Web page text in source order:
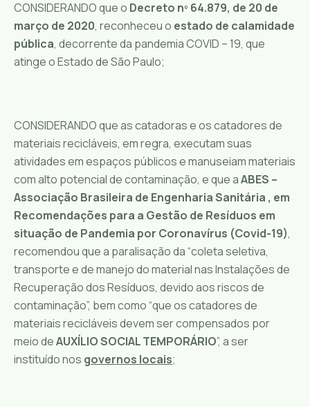
CONSIDERANDO que o Decreto nº 64.879, de 20 de
março de 2020, reconheceu o estado de calamidade
pública, decorrente da pandemia COVID – 19, que
atinge o Estado de São Paulo;
CONSIDERANDO que as catadoras e os catadores de
materiais recicláveis, em regra, executam suas
atividades em espaços públicos e manuseiam materiais
com alto potencial de contaminação, e que aABES –
Associação Brasileira de Engenharia Sanitária , em
Recomendações para a Gestão de Resíduos em
situação de Pandemia por Coronavírus (Covid-19),
recomendou que a paralisação da “coleta seletiva,
transporte e de manejo do material nas Instalações de
Recuperação dos Resíduos, devido aos riscos de
contaminação”, bem como “que os catadores de
materiais recicláveis devem ser compensados por
meio deAUXÍLIO SOCIAL TEMPORÁRIO”, a ser
instituído nos governos locais;